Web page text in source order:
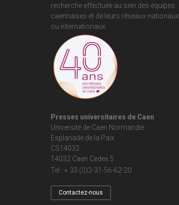
recherche effectuée au sein des équipes
caennaises et de leurs réseaux nationaux
ou internationaux.
Presses universitaires de Caen
Université de Caen Normandie
Esplanade de la Paix
CS14032
14032 Caen Cedex 5
Tel : + 33 (0)2-31-56-62-20
Contactez-nous